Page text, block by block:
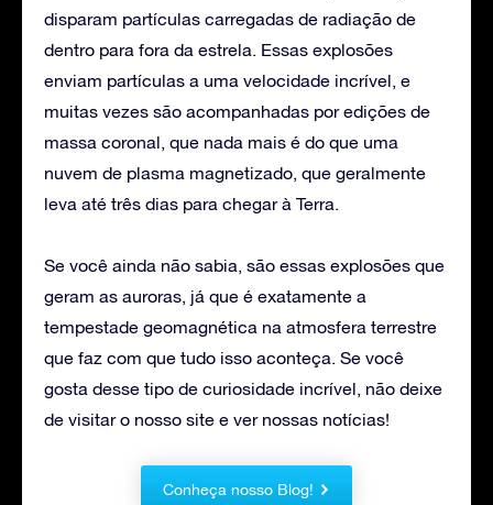
disparam partículas carregadas de radiação de
dentro para fora da estrela. Essas explosões
enviam partículas a uma velocidade incrível, e
muitas vezes são acompanhadas por edições de
massa coronal, que nada mais é do que uma
nuvem de plasma magnetizado, que geralmente
leva até três dias para chegar à Terra.
Se você ainda não sabia, são essas explosões que
geram as auroras, já que é exatamente a
tempestade geomagnética na atmosfera terrestre
que faz com que tudo isso aconteça. Se você
gosta desse tipo de curiosidade incrível, não deixe
de visitar o nosso site e ver nossas notícias!
Conheça nosso Blog!